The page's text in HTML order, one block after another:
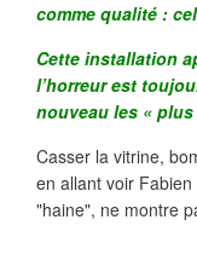
comme qualité :
Cette installation
l’horreur est
nouveau les « plus
Casser la vitrine,
en allant voir
"haine", ne montre